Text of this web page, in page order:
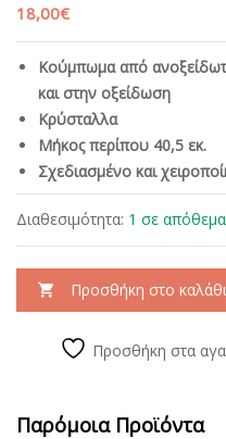
18,00€
Κούμπωμα από
και στην οξείδωση
Κρύσταλλα
Μήκος περίπου 40,5 εκ.
Σχεδιασμένο και
Διαθεσιμότητα: 1 σε απόθεμα
Προσθήκη στο καλάθι
Προσθήκη στα
Παρόμοια Προϊόντα